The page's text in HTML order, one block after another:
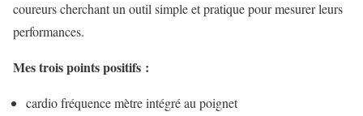
coureurs cherchant un outil simple et pratique pour mesurer leurs
performances.
Mes trois points positifs :
cardio fréquence mètre intégré au poignet